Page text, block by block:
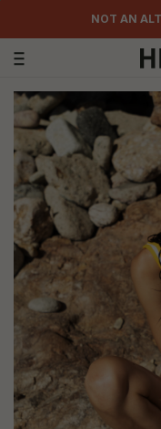
NOT AN